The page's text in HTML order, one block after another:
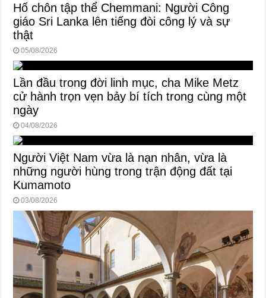
Hố chôn tập thể Chemmani: Người Công
giáo Sri Lanka lên tiếng đòi công lý và sự
thật
05/08/2026
Lần đầu trong đời linh mục, cha Mike Metz
cử hành trọn vẹn bảy bí tích trong cùng một
ngày
04/08/2026
Người Việt Nam vừa là nạn nhân, vừa là
những người hùng trong trận động đất tại
Kumamoto
03/08/2026